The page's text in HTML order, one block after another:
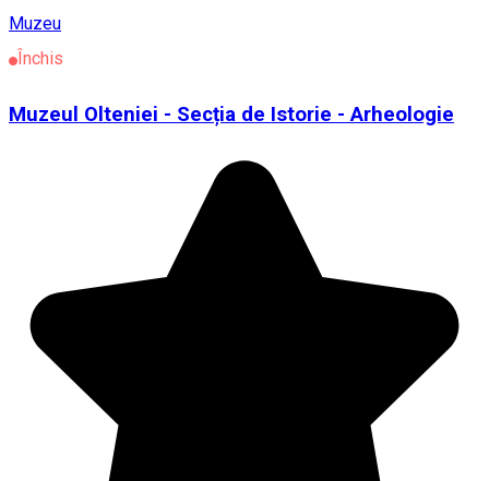
Muzeu
Închis
Muzeul Olteniei - Secția de Istorie - Arheologie